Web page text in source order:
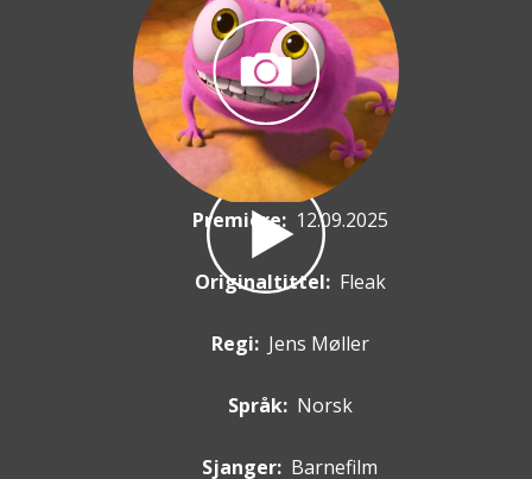
Premiere: 12.09.2025
Originaltittel: Fleak
Regi: Jens Møller
Språk: Norsk
Sjanger: Barnefilm